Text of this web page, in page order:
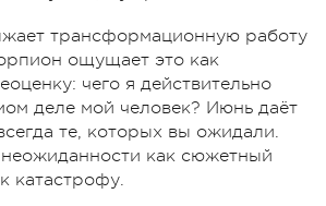
трансформационную работу
ощущает это как
чего я действительно
деле мой человек? Июнь даёт
те, которых вы ожидали.
как сюжетный
катастрофу.